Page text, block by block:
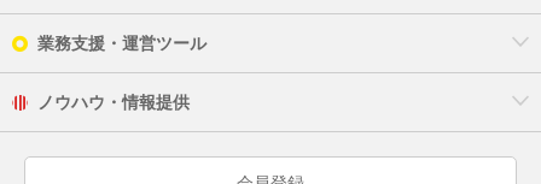
日高市
深谷市
業務支援・運営ツール
ノウハウ・情報提供